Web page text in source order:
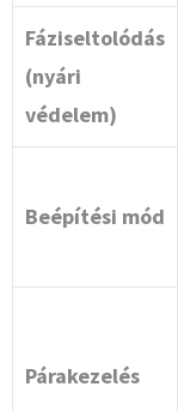
Fáziseltolódás
(nyári
védelem)
Beépítési mód
Párakezelés